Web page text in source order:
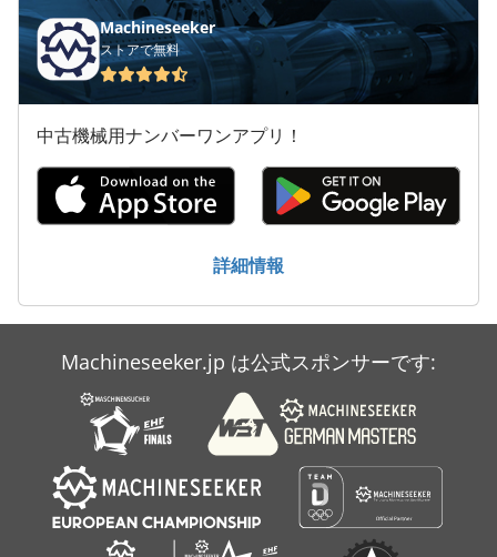
Machineseeker
ストアで無料
中古機械用ナンバーワンアプリ！
詳細情報
Machineseeker.jp は公式スポンサーです: